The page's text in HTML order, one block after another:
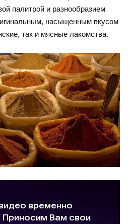
палитрой и разнообразием
насыщенным вкусом
так и мясные лакомства.